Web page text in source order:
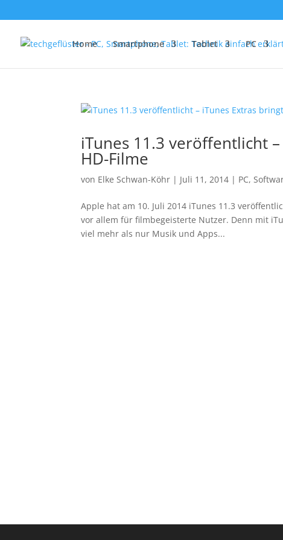
Home Smartphone Tablet PC
iTunes 11.3 veröffentlicht
HD-Filme
von Elke Schwan-Köhr | Juli 11, 2014 | PC,
Apple hat am 10. Juli 2014 iTunes 11.3
vor allem für filmbegeisterte Nutzer. Denn mit
viel mehr als nur Musik und Apps...